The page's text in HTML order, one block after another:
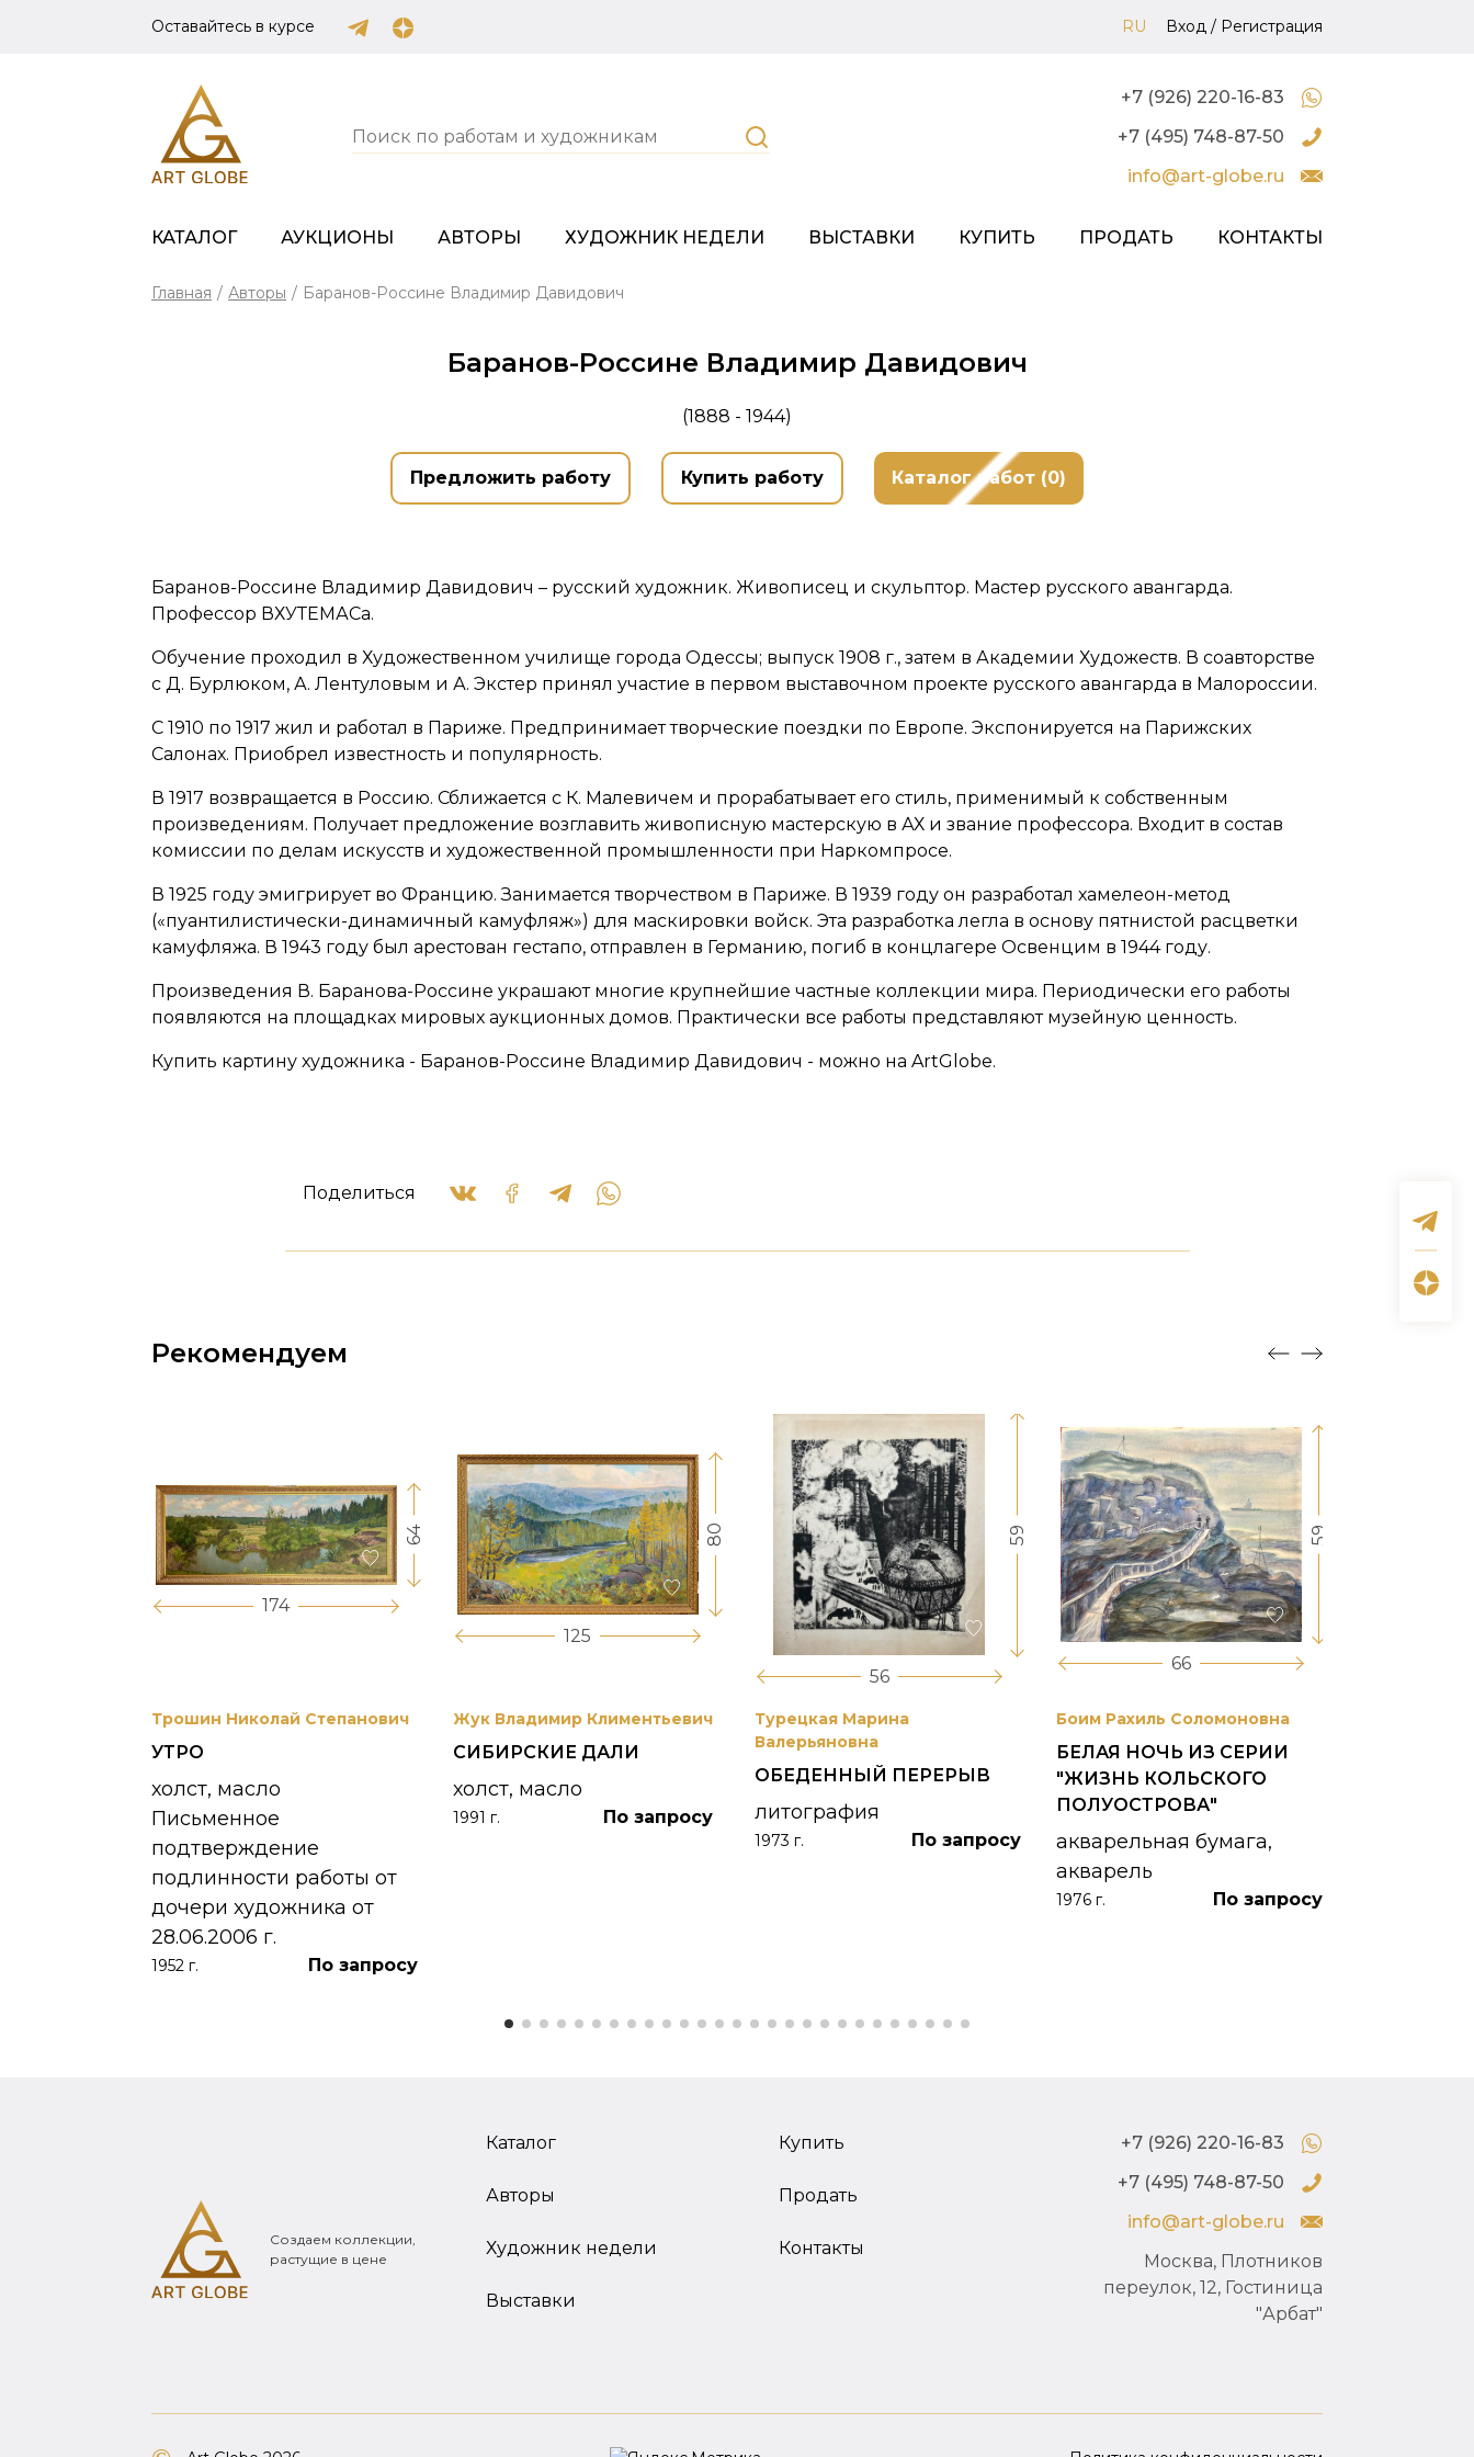
Оставайтесь в курсе RU Вход / Регистрация
+7 (926) 220-16-83
+7 (495) 748-87-50
info@art-globe.ru
КАТАЛОГ АУКЦИОНЫ АВТОРЫ ХУДОЖНИК НЕДЕЛИ ВЫСТАВКИ КУПИТЬ ПРОДАТЬ КОНТАКТЫ
Главная / Авторы / Баранов-Россине Владимир Давидович
Баранов-Россине Владимир Давидович
(1888 - 1944)
Предложить работу Купить работу Каталог работ (0)
Баранов-Россине Владимир Давидович – русский художник. Живописец и скульптор. Мастер русского авангарда.
Профессор ВХУТЕМАСа.
Обучение проходил в Художественном училище города Одессы; выпуск 1908 г., затем в Академии Художеств. В соавторстве
с Д. Бурлюком, А. Лентуловым и А. Экстер принял участие в первом выставочном проекте русского авангарда в Малороссии.
С 1910 по 1917 жил и работал в Париже. Предпринимает творческие поездки по Европе. Экспонируется на Парижских
Салонах. Приобрел известность и популярность.
В 1917 возвращается в Россию. Сближается с К. Малевичем и прорабатывает его стиль, применимый к собственным
произведениям. Получает предложение возглавить живописную мастерскую в АХ и звание профессора. Входит в состав
комиссии по делам искусств и художественной промышленности при Наркомпросе.
В 1925 году эмигрирует во Францию. Занимается творчеством в Париже. В 1939 году он разработал хамелеон-метод
(«пуантилистически-динамичный камуфляж») для маскировки войск. Эта разработка легла в основу пятнистой расцветки
камуфляжа. В 1943 году был арестован гестапо, отправлен в Германию, погиб в концлагере Освенцим в 1944 году.
Произведения В. Баранова-Россине украшают многие крупнейшие частные коллекции мира. Периодически его работы
появляются на площадках мировых аукционных домов. Практически все работы представляют музейную ценность.
Купить картину художника - Баранов-Россине Владимир Давидович - можно на ArtGlobe.
Поделиться
Рекомендуем
174
64
Трошин Николай Степанович
УТРО
холст, масло
Письменное
подтверждение
подлинности работы от
дочери художника от
28.06.2006 г.
1952 г. По запросу
125
80
Жук Владимир Климентьевич
СИБИРСКИЕ ДАЛИ
холст, масло
1991 г. По запросу
56
59
Турецкая Марина
Валерьяновна
ОБЕДЕННЫЙ ПЕРЕРЫВ
литография
1973 г. По запросу
66
59
Боим Рахиль Соломоновна
БЕЛАЯ НОЧЬ ИЗ СЕРИИ
"ЖИЗНЬ КОЛЬСКОГО
ПОЛУОСТРОВА"
акварельная бумага,
акварель
1976 г. По запросу
Создаем коллекции,
растущие в цене
Каталог
Авторы
Художник недели
Выставки
Купить
Продать
Контакты
+7 (926) 220-16-83
+7 (495) 748-87-50
info@art-globe.ru
Москва, Плотников
переулок, 12, Гостиница
"Арбат"